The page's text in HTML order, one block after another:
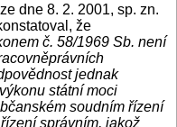
dne 8. 2. 2001, sp. zn.
že
č. 58/1969 Sb. není
jednak
státní moci
soudním řízení
správním, jakož